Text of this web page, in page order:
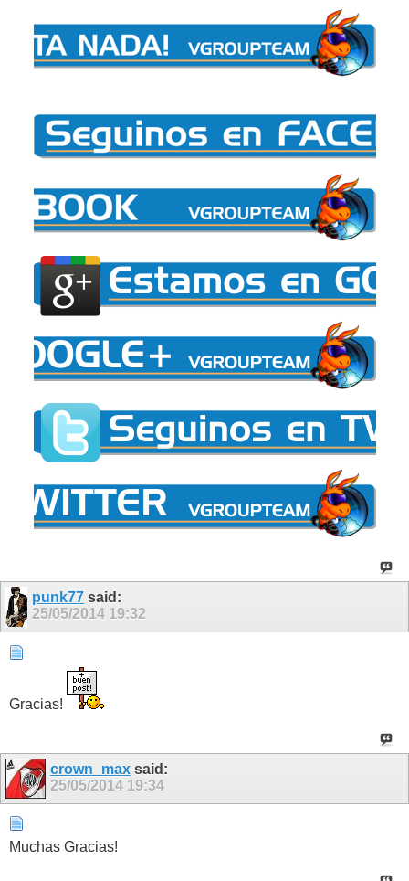
Extras....................: [x] Todos Incluidos
[ ] Removidos
                            [ ] Totalmente Removidos
punk77 said:
25/05/2014 19:32
Gracias!
crown_max said:
25/05/2014 19:34
Muchas Gracias!